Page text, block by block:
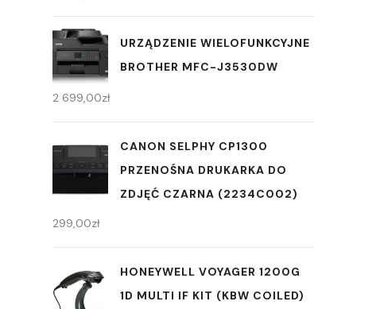
URZĄDZENIE WIELOFUNKCYJNE
BROTHER MFC-J3530DW
2 699,00zł
CANON SELPHY CP1300
PRZENOŚNA DRUKARKA DO
ZDJĘĆ CZARNA (2234C002)
299,00zł
HONEYWELL VOYAGER 1200G
1D MULTI IF KIT (KBW COILED)